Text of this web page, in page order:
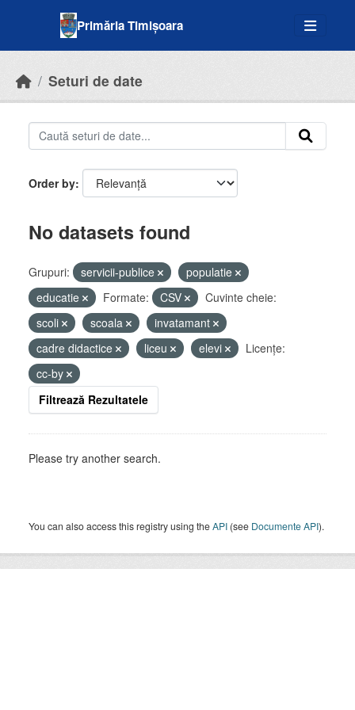
Primăria Timișoara
Seturi de date
Order by
No datasets found
Grupuri: servicii-publice
populatie
educatie
Formate: CSV
Cuvinte cheie:
scoli
scoala
invatamant
cadre didactice
liceu elevi
Licenţe:
cc-by
Filtrează Rezultatele
Please try another search.
You can also access this registry using theAPI (see Documente API).